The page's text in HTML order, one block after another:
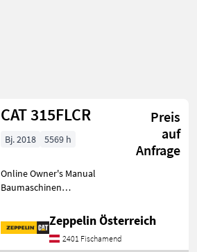
CAT 315FLCR
Preis
auf
Anfrage
Bj. 2018 5569 h
Online Owner's Manual
Baumaschinen
Zeppelin Österreich
2401 Fischamend